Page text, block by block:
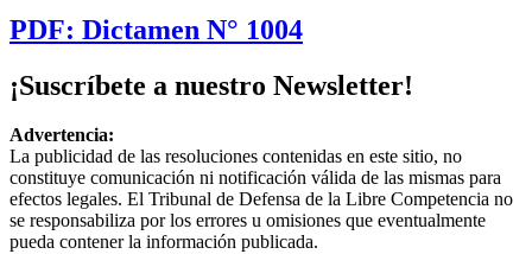
PDF: Dictamen N° 1004
¡Suscríbete a nuestro Newsletter!
Advertencia:
La publicidad de las resoluciones contenidas en este sitio, no
constituye comunicación ni notificación válida de las mismas para
efectos legales. El Tribunal de Defensa de la Libre Competencia no
se responsabiliza por los errores u omisiones que eventualmente
pueda contener la información publicada.